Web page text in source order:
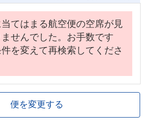
てはまる航空便の空席が見
せんでした。お手数です
を変えて再検索してくださ
便を変更する